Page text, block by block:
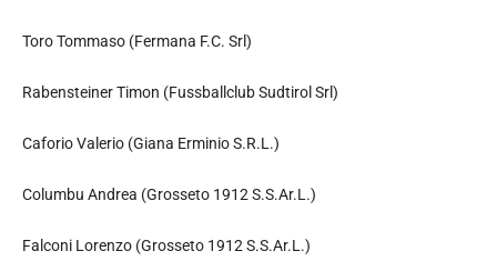
Toro Tommaso (Fermana F.C. Srl)
Rabensteiner Timon (Fussballclub Sudtirol Srl)
Caforio Valerio (Giana Erminio S.R.L.)
Columbu Andrea (Grosseto 1912 S.S.Ar.L.)
Falconi Lorenzo (Grosseto 1912 S.S.Ar.L.)